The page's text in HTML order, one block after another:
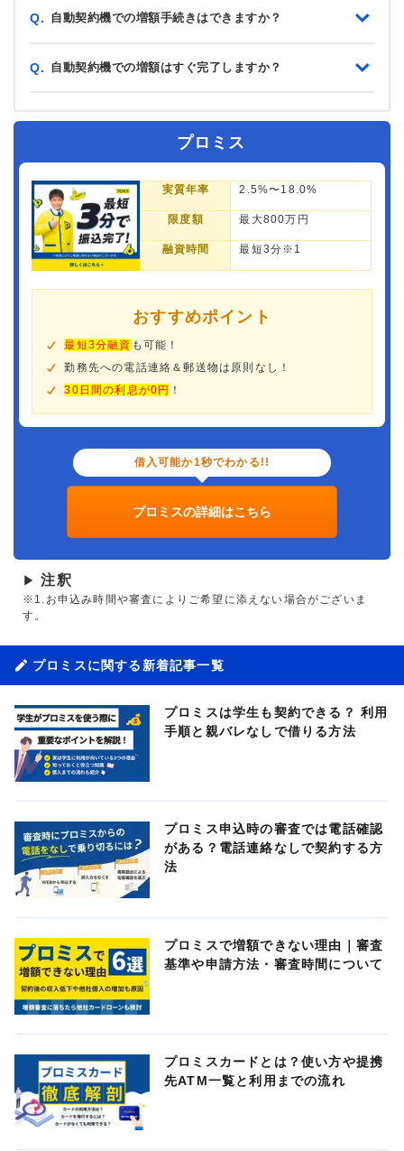
Q. 自動契約機での増額手続きはできますか？
Q. 自動契約機での増額はすぐ完了しますか？
プロミス
実質年率 2.5%〜18.0%
限度額 最大800万円
融資時間 最短3分※1
おすすめポイント
最短3分融資 も可能！
勤務先への電話連絡＆郵送物は原則なし！
30日間の利息が0円 ！
借入可能か1秒でわかる!!
プロミスの詳細はこちら
▶ 注釈
※1.お申込み時間や審査によりご希望に添えない場合がございま
す。
プロミスに関する新着記事一覧
プロミスは学生も契約できる？ 利用
手順と親バレなしで借りる方法
プロミス申込時の審査では電話確認
がある？電話連絡なしで契約する方
法
プロミスで増額できない理由｜審査
基準や申請方法・審査時間について
プロミスカードとは？使い方や提携
先ATM一覧と利用までの流れ